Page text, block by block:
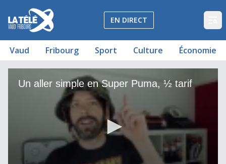
La Télé - Télévision régionale Vaud et Fribourg
EN DIRECT
Vaud Fribourg Sport Culture Économie
Un aller simple en Super Puma, ½ tarif
Un aller simple en Super Puma, ½ tarif